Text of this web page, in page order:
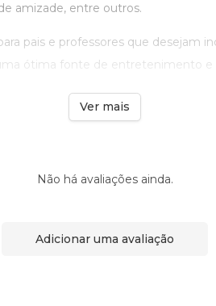
amizade, entre outros.
pais e professores que desejam
ótima fonte de entretenimento e
Ver mais
Não há avaliações ainda.
Adicionar uma avaliação